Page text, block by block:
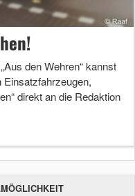
den Wehren“ kannst
Einsatzfahrzeugen,
direkt an die Redaktion